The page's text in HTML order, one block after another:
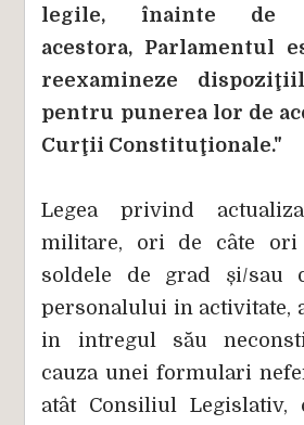
legile, înainte de
acestora, Parlamentul
reexamineze
pentru punerea lor de
Curţii Constituţionale."
Legea privind
militare, ori de câte ori
soldele de grad și/sau
personalului in activitate,
in intregul său
cauza unei formulari
atât Consiliul Legislativ,